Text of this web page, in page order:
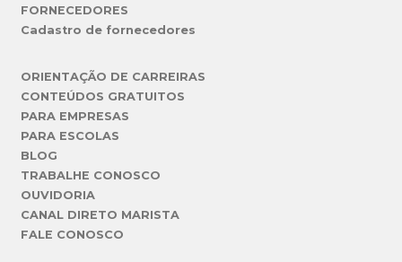
FORNECEDORES
Cadastro de fornecedores
ORIENTAÇÃO DE CARREIRAS
CONTEÚDOS GRATUITOS
PARA EMPRESAS
PARA ESCOLAS
BLOG
TRABALHE CONOSCO
OUVIDORIA
CANAL DIRETO MARISTA
FALE CONOSCO